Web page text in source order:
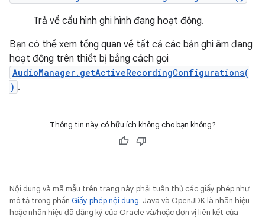
Trả về cấu hình ghi hình đang hoạt động.
Bạn có thể xem tổng quan về tất cả các bản ghi âm đang
hoạt động trên thiết bị bằng cách gọi
AudioManager.getActiveRecordingConfigurations(
) .
Thông tin này có hữu ích không cho bạn không?
Nội dung và mã mẫu trên trang này phải tuân thủ các giấy phép như
mô tả trong phần Giấy phép nội dung. Java và OpenJDK là nhãn hiệu
hoặc nhãn hiệu đã đăng ký của Oracle và/hoặc đơn vị liên kết của